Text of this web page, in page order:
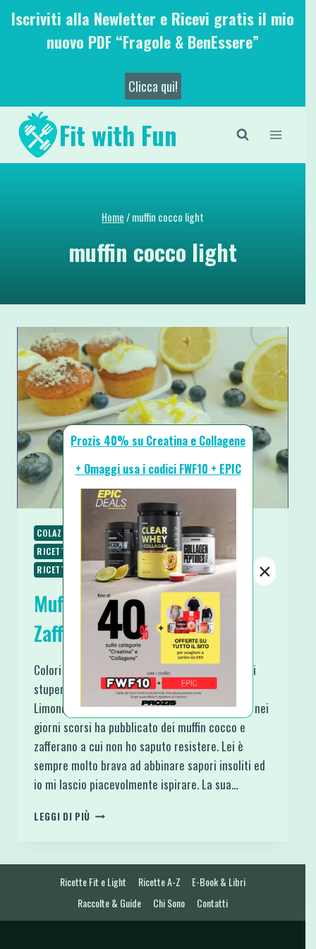
SaltaIscriviti alla Newletter e Ricevi gratis il mio
nuovo PDF “Fragole & BenEssere”
Clicca qui!
Fit with Fun
Home/muffin cocco light
muffin cocco light
COLAZIONE RICETTE
RICETTE CHETOGENICHE
RICETTE DOLCI
RICETTE LOW CARB
RICETTE SENZA GLUTINE
SPUNTINI E SNACKS
Muffin Chetogenici Cocco
Zafferano e Limone
Colori Solari e Gusti freschi e intensi per questi
stupendi Muffin Chetogenici Cocco Zafferano e
Limone. La mia amica Jo alias @joey_fit_foodie nei
giorni scorsi ha pubblicato dei muffin cocco e
zafferano a cui non ho saputo resistere. Lei è
sempre molto brava ad abbinare sapori insoliti ed
io mi lascio piacevolmente ispirare. La sua…
LEGGI DI PIÙ MUFFIN
LIMONE
Ricette Fit e Light Ricette A-Z
E-Book & Libri
Raccolte & Guide
Chi Sono Contatti
Prozis 40% su Creatina e Collagene
+ Omaggi usa i codici FWF10 + EPIC
×